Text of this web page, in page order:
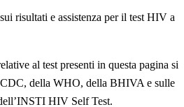
risultati e assistenza per il test HIV a
al test presenti in questa pagina si
della WHO, della BHIVA e sulle
HIV Self Test.